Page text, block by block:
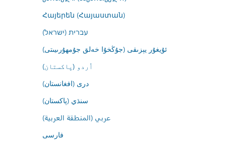
Հայերեն (Հայաստան)
עברית (ישראל)
ئۇيغۇر يېزىقى (جۇڭخۇا خەلق جۇمھۇرىيىتى)
اُردو (پاکستان)
درى (افغانستان)
سنڌي (پاکستان)
عربي (المنطقة العربية)
فارسى